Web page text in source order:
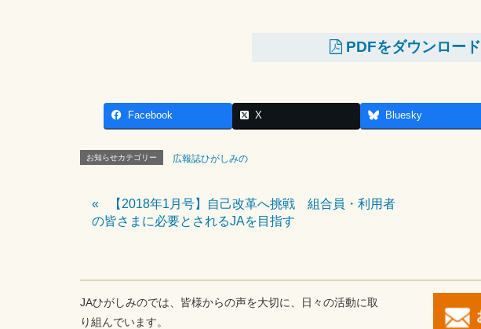
PDFをダウンロード
Facebook X Bluesky
お知らせカテゴリー 広報誌ひがしみの
【2018年1月号】自己改革へ挑戦 組合員・利用者
の皆さまに必要とされるJAを目指す
JAひがしみのでは、皆様からの声を大切に、日々の活動に取
り組んでいます。